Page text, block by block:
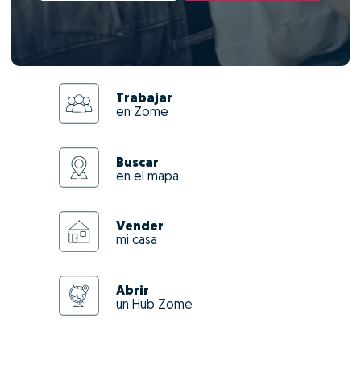
Trabajar
en Zome
Buscar
en el mapa
Vender
mi casa
Abrir
un Hub Zome